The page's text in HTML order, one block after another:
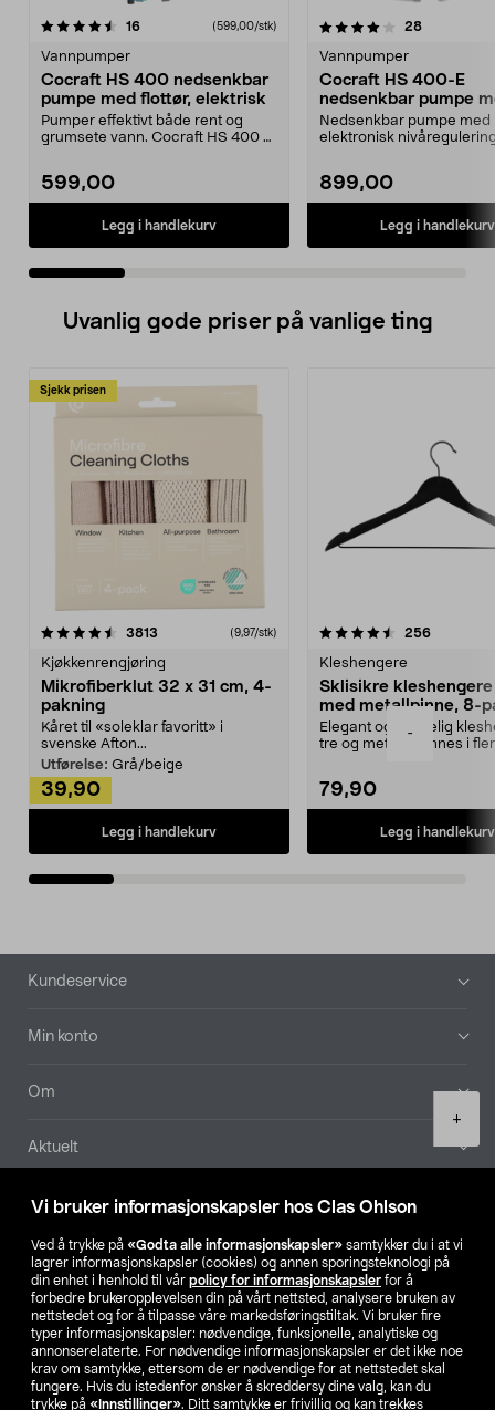
Vi bruker informasjonskapsler hos Clas Ohlson
Ved å trykke på «Godta alle informasjonskapsler» samtykker du i at vi
lagrer informasjonskapsler (cookies) og annen sporingsteknologi på
din enhet i henhold til vår policy for informasjonskapsler for å
forbedre brukeropplevelsen din på vårt nettsted, analysere bruken av
nettstedet og for å tilpasse våre markedsføringstiltak. Vi bruker fire
typer informasjonskapsler: nødvendige, funksjonelle, analytiske og
annonserelaterte. For nødvendige informasjonskapsler er det ikke noe
krav om samtykke, ettersom de er nødvendige for at nettstedet skal
fungere. Hvis du istedenfor ønsker å skreddersy dine valg, kan du
trykke på «Innstillinger». Ditt samtykke er frivillig og kan trekkes
-
+
16anmeldelser(599,00/stk)
Vannpumper
Cocraft HS 400 nedsenkbar
pumpe med flottør, elektrisk
Pumper effektivt både rent og
grumsete vann. Cocraft HS 400 –
599,00
Legg i handlekurv
4.0 av 5 stjerner 28
Vannpumper
Cocraft HS 400-E
nedsenkbar pumpe
elektronisk nivåvakt
Nedsenkbar pumpe med
elektronisk
899,00
Legg i handlekurv
4.0 av 5 stjerner
Uvanlig gode priser på vanlige ting
Sjekk prisen
3813 anmeldelser(9,97/stk)
Kjøkkenrengjøring
Mikrofiberklut 32 x 31 cm, 4-
pakning
Kåret til «soleklar favoritt» i
svenske Afton...
Utførelse: Grå/beige
39,90
Legg i handlekurv
4.5av 5 stjerner 256
Kleshengere
Sklisikre
med metallpinne, 8-
Elegant og skikkelig
tre og metall – finnes i
79,90
Legg i handlekurv
4.5av 5 stjerner
Bunntekst
Kundeservice
Min konto
Om
Aktuelt
Våre selskaper
Finn din butikk
SE NO FI